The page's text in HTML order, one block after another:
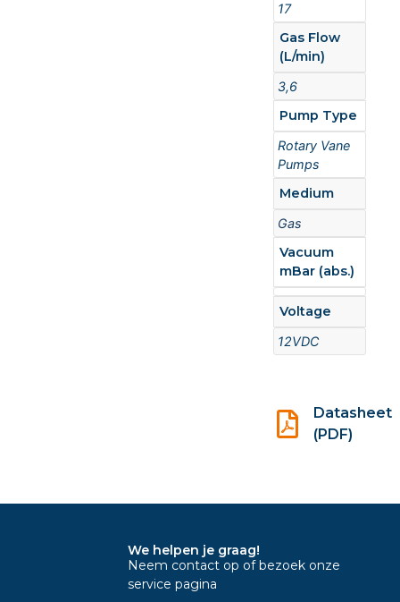
17
Gas Flow
(L/min)
3,6
Pump Type
Rotary Vane
Pumps
Medium
Gas
Vacuum
mBar (abs.)
Voltage
12VDC
Datasheet
(PDF)
We helpen je graag!
Neem contact op of bezoek onze
service pagina